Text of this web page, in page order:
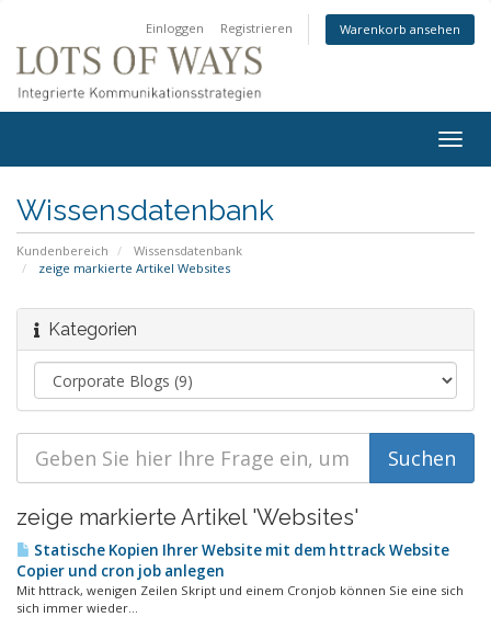
Einloggen Registrieren Warenkorb ansehen
Wissensdatenbank
Kundenbereich
Wissensdatenbank
zeige markierte Artikel Websites
Kategorien
zeige markierte Artikel 'Websites'
Statische Kopien Ihrer Website mit dem httrack Website
Copier und cron job anlegen
Mit httrack, wenigen Zeilen Skript und einem Cronjob können Sie eine sich
sich immer wieder...